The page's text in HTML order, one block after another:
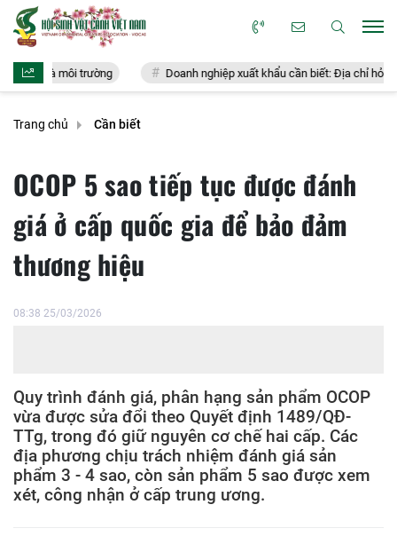
trường Doanh nghiệp xuất khẩu cần biết: Địa chỉ hỏi đáp chính thức
Trang chủ Cần biết
OCOP 5 sao tiếp tục được đánh
giá ở cấp quốc gia để bảo đảm
thương hiệu
08:38 25/03/2026
Quy trình đánh giá, phân hạng sản phẩm OCOP
vừa được sửa đổi theo Quyết định 1489/QĐ-
TTg, trong đó giữ nguyên cơ chế hai cấp. Các
địa phương chịu trách nhiệm đánh giá sản
phẩm 3 - 4 sao, còn sản phẩm 5 sao được xem
xét, công nhận ở cấp trung ương.